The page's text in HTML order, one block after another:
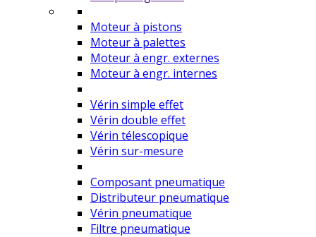
Moteur à pistons
Moteur à palettes
Moteur à engr. externes
Moteur à engr. internes
Vérin simple effet
Vérin double effet
Vérin télescopique
Vérin sur-mesure
Composant pneumatique
Distributeur pneumatique
Vérin pneumatique
Filtre pneumatique